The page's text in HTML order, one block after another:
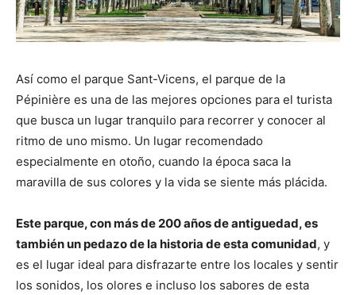
Así como el parque Sant-Vicens, el parque de la
Pépinière es una de las mejores opciones para el turista
que busca un lugar tranquilo para recorrer y conocer al
ritmo de uno mismo. Un lugar recomendado
especialmente en otoño, cuando la época saca la
maravilla de sus colores y la vida se siente más plácida.
Este parque, con más de 200 años de antiguedad, es
también un pedazo de la historia de esta comunidad, y
es el lugar ideal para disfrazarte entre los locales y sentir
los sonidos, los olores e incluso los sabores de esta